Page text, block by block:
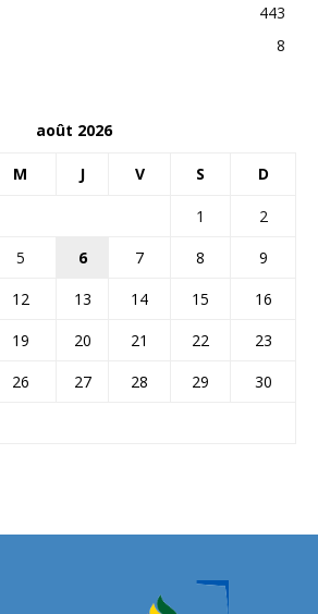
443
8
août 2026
M J V S D
1
2
5 6 7 8
9
12 13 14 15
16
19 20 21 22
23
26 27 28 29
30